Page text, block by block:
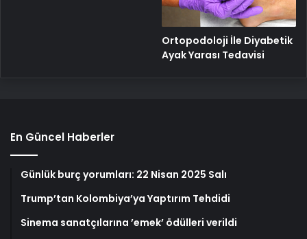
Ortopodoloji İle Diyabetik
Ayak Yarası Tedavisi
En Güncel Haberler
Günlük burç yorumları: 22 Nisan 2025 Salı
Trump’tan Kolombiya’ya Yaptırım Tehdidi
Sinema sanatçılarına ’emek’ ödülleri verildi